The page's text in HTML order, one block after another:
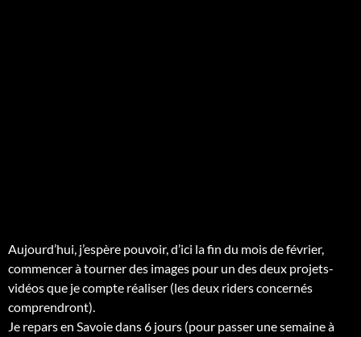
Aujourd’hui, j’espère pouvoir, d’ici la fin du mois de février,
commencer à tourner des images pour un des deux projets-
vidéos que je compte réaliser (les deux riders concernés
comprendront).
Je repars en Savoie dans 6 jours (pour passer une semaine à